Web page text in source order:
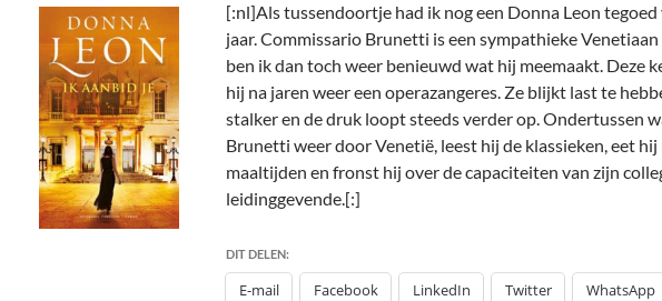
[:nl]Als tussendoortje had ik nog een Donna Leon
jaar. Commissario Brunetti is een sympathieke
ben ik dan toch weer benieuwd wat hij meemaakt. Deze
hij na jaren weer een operazangeres. Ze blijkt last te
stalker en de druk loopt steeds verder op. Ondertussen
Brunetti weer door Venetië, leest hij de klassieken, eet
maaltijden en fronst hij over de capaciteiten van zijn
leidinggevende.[:]
DIT DELEN:
E-mail Facebook LinkedIn Twitter WhatsApp